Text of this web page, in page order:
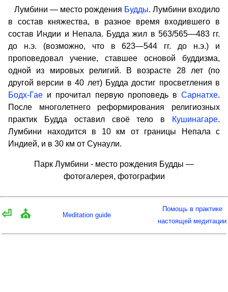
Лумбини — место рождения Будды. Лумбини входило
в состав княжества, в разное время входившего в
состав Индии и Непала. Будда жил в 563/565—483 гг.
до н.э. (возможно, что в 623—544 гг. до н.э.) и
проповедовал учение, ставшее основой буддизма,
одной из мировых религий. В возрасте 28 лет (по
другой версии в 40 лет) Будда достиг просветления в
Бодх-Гае и прочитал первую проповедь в Сарнатхе.
После многолетнего реформирования религиозных
практик Будда оставил своё тело в
Кушинагаре.
Лумбини находится в 10 км от границы Непала с
Индией, и в 30 км от Сунаули.
Парк Лумбини - место рождения Будды —
фотогалерея, фотографии
⏎ ⛪ Meditation guide
Помощь в практике
настоящей медитации